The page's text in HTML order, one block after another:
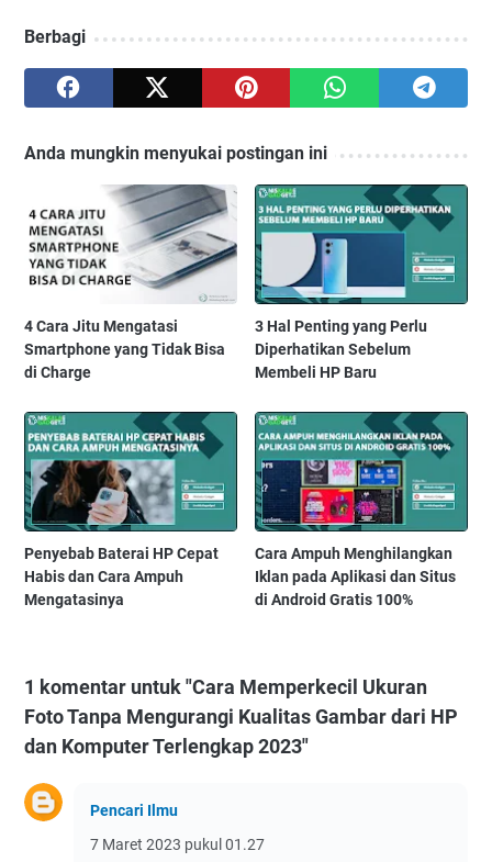
Berbagi
Anda mungkin menyukai postingan ini
4 Cara Jitu Mengatasi
Smartphone yang Tidak Bisa
di Charge
3 Hal Penting yang Perlu
Diperhatikan Sebelum
Membeli HP Baru
Penyebab Baterai HP Cepat
Habis dan Cara Ampuh
Mengatasinya
Cara Ampuh Menghilangkan
Iklan pada Aplikasi dan Situs
di Android Gratis 100%
1 komentar untuk "Cara Memperkecil Ukuran
Foto Tanpa Mengurangi Kualitas Gambar dari HP
dan Komputer Terlengkap 2023"
Pencari Ilmu
7 Maret 2023 pukul 01.27